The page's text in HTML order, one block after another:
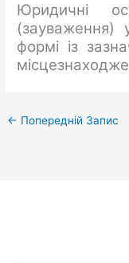
Юридичні
(зауваження)
формі із
← Попередній Запис